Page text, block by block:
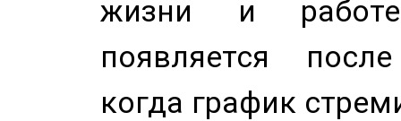
жизни и
появляется
когда график